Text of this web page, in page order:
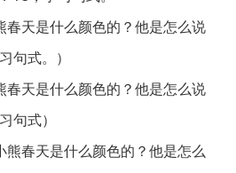
天是什么颜色的？他是怎么说
句式。）
天是什么颜色的？他是怎么说
句式）
春天是什么颜色的？他是怎么